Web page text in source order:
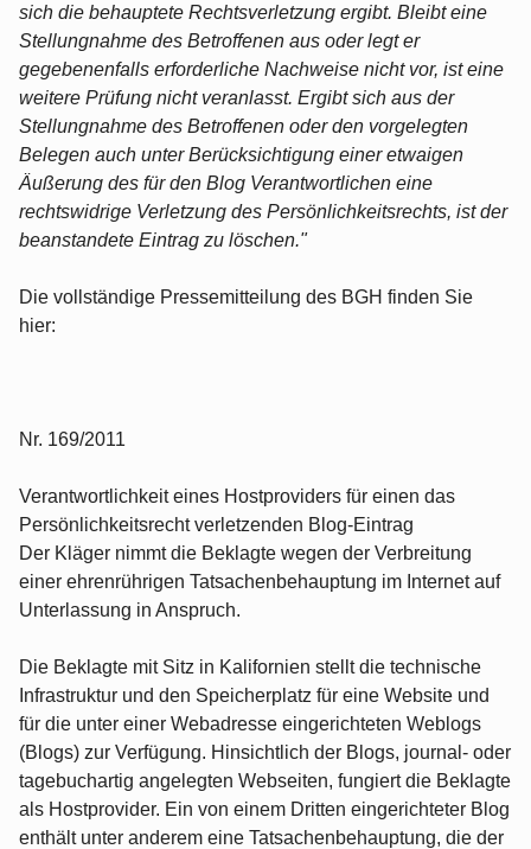
sich die behauptete Rechtsverletzung ergibt. Bleibt eine
Stellungnahme des Betroffenen aus oder legt er
gegebenenfalls erforderliche Nachweise nicht vor, ist eine
weitere Prüfung nicht veranlasst. Ergibt sich aus der
Stellungnahme des Betroffenen oder den vorgelegten
Belegen auch unter Berücksichtigung einer etwaigen
Äußerung des für den Blog Verantwortlichen eine
rechtswidrige Verletzung des Persönlichkeitsrechts, ist der
beanstandete Eintrag zu löschen."
Die vollständige Pressemitteilung des BGH finden Sie
hier:
Nr. 169/2011
Verantwortlichkeit eines Hostproviders für einen das
Persönlichkeitsrecht verletzenden Blog-Eintrag
Der Kläger nimmt die Beklagte wegen der Verbreitung
einer ehrenrührigen Tatsachenbehauptung im Internet auf
Unterlassung in Anspruch.
Die Beklagte mit Sitz in Kalifornien stellt die technische
Infrastruktur und den Speicherplatz für eine Website und
für die unter einer Webadresse eingerichteten Weblogs
(Blogs) zur Verfügung. Hinsichtlich der Blogs, journal- oder
tagebuchartig angelegten Webseiten, fungiert die Beklagte
als Hostprovider. Ein von einem Dritten eingerichteter Blog
enthält unter anderem eine Tatsachenbehauptung, die der